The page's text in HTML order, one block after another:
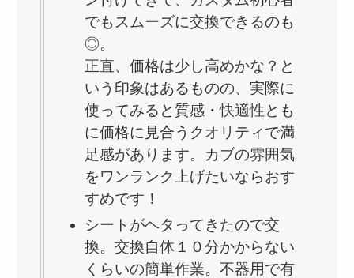
でもスムーズに交換できるのも
◎。
正直、価格は少し高めかな？と
いう印象はあるものの、実際に
使ってみると質感・快適性とも
に価格に見合うクオリティで満
足感があります。カブの雰囲気
をワンランク上げたいならおす
すめです！
シートがヘタってきたので交
換。交換自体１０分かからない
くらいの簡単作業。不器用で有